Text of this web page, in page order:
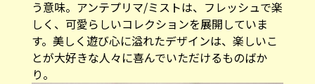
う意味。アンテプリマ/ミストは、フレッシュで楽
しく、可愛らしいコレクションを展開していま
す。美しく遊び心に溢れたデザインは、楽しいこ
とが大好きな人々に喜んでいただけるものばか
り。